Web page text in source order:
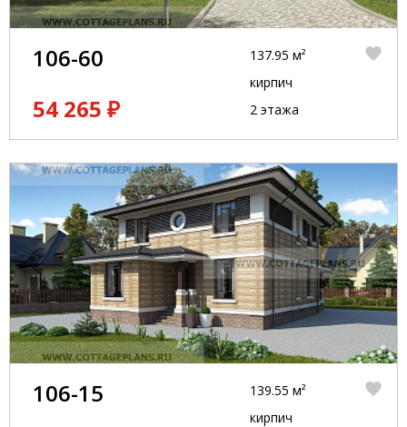
106-60
54 265 ₽
137.95 м²
кирпич
2 этажа
106-15
139.55 м²
кирпич